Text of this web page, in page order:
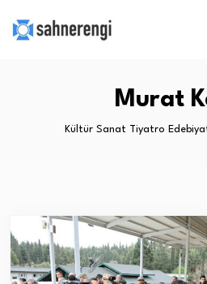
Murat
Kültür Sanat Tiyatro